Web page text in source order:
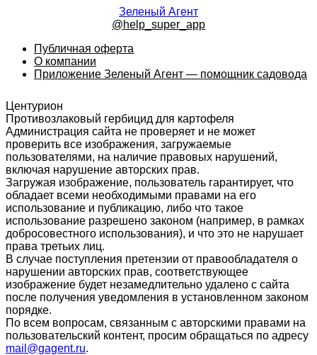
Зеленый Агент
@help_super_app
Публичная оферта
О компании
Приложение Зеленый Агент — помощник садовода
Центурион
Противозлаковый гербицид для картофеля
Администрация сайта не проверяет и не может
проверить все изображения, загружаемые
пользователями, на наличие правовых нарушений,
включая нарушение авторских прав.
Загружая изображение, пользователь гарантирует, что
обладает всеми необходимыми правами на его
использование и публикацию, либо что такое
использование разрешено законом (например, в рамках
добросовестного использования), и что это не нарушает
права третьих лиц.
В случае поступления претензии от правообладателя о
нарушении авторских прав, соответствующее
изображение будет незамедлительно удалено с сайта
после получения уведомления в установленном законом
порядке.
По всем вопросам, связанным с авторскими правами на
пользовательский контент, просим обращаться по адресу
mail@gagent.ru.